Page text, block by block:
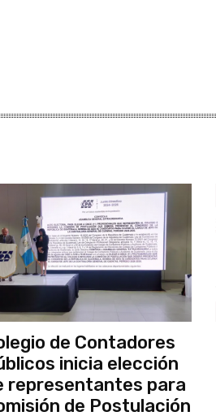
de Contadores
inicia elección
representantes para
de Postulación